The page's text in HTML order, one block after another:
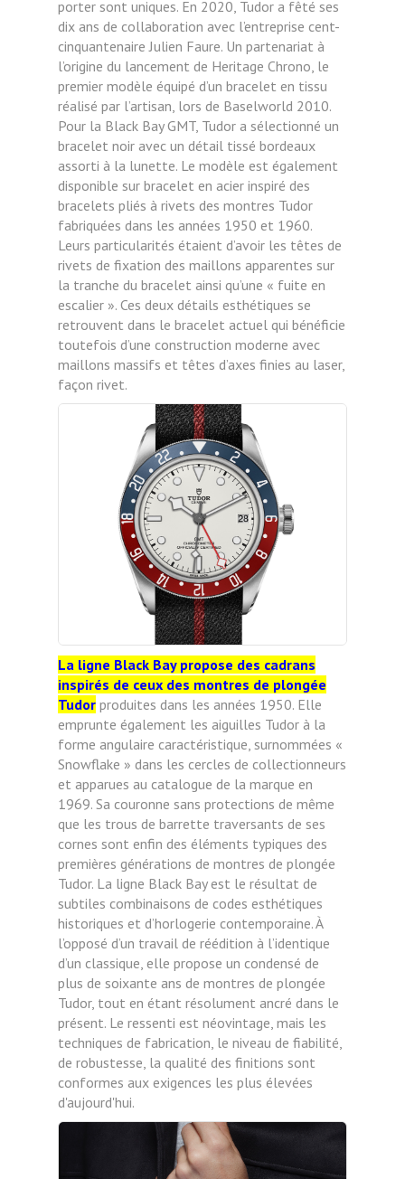
porter sont uniques. En 2020, Tudor a fêté ses
dix ans de collaboration avec l’entreprise cent-
cinquantenaire Julien Faure. Un partenariat à
l’origine du lancement de Heritage Chrono, le
premier modèle équipé d’un bracelet en tissu
réalisé par l’artisan, lors de Baselworld 2010.
Pour la Black Bay GMT, Tudor a sélectionné un
bracelet noir avec un détail tissé bordeaux
assorti à la lunette. Le modèle est également
disponible sur bracelet en acier inspiré des
bracelets pliés à rivets des montres Tudor
fabriquées dans les années 1950 et 1960.
Leurs particularités étaient d’avoir les têtes de
rivets de fixation des maillons apparentes sur
la tranche du bracelet ainsi qu’une « fuite en
escalier ». Ces deux détails esthétiques se
retrouvent dans le bracelet actuel qui bénéficie
toutefois d’une construction moderne avec
maillons massifs et têtes d’axes finies au laser,
façon rivet.
La ligne Black Bay propose des cadrans
inspirés de ceux des montres de plongée
Tudor produites dans les années 1950. Elle
emprunte également les aiguilles Tudor à la
forme angulaire caractéristique, surnommées «
Snowflake » dans les cercles de collectionneurs
et apparues au catalogue de la marque en
1969. Sa couronne sans protections de même
que les trous de barrette traversants de ses
cornes sont enfin des éléments typiques des
premières générations de montres de plongée
Tudor. La ligne Black Bay est le résultat de
subtiles combinaisons de codes esthétiques
historiques et d’horlogerie contemporaine. À
l’opposé d’un travail de réédition à l’identique
d’un classique, elle propose un condensé de
plus de soixante ans de montres de plongée
Tudor, tout en étant résolument ancré dans le
présent. Le ressenti est néovintage, mais les
techniques de fabrication, le niveau de fiabilité,
de robustesse, la qualité des finitions sont
conformes aux exigences les plus élevées
d'aujourd'hui.